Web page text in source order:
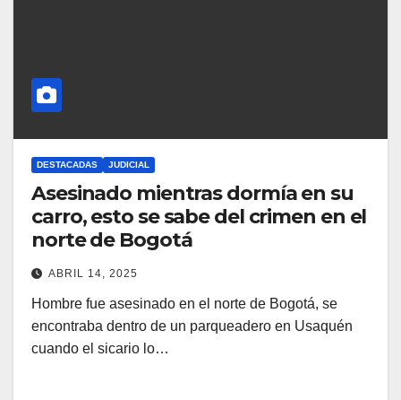
DESTACADAS JUDICIAL
Asesinado mientras dormía en su
carro, esto se sabe del crimen en el
norte de Bogotá
ABRIL 14, 2025
Hombre fue asesinado en el norte de Bogotá, se
encontraba dentro de un parqueadero en Usaquén
cuando el sicario lo…